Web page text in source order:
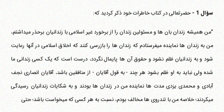
سؤال 1 - حضرتعالی در کتاب خاطرات خود ذکر کردید که:
"من همیشه زندان بان ها و مسئولین زندان را از برخورد غیر اسلامی با زندانیان برحذر می‎داشتم،
من به زندان ها نماینده می‎فرستادم که زندان ها را بازرسی کنند که اخلاق اسلامی در آنها رعایت
شود و به زندانیان ظلم نشود و حقوق آن ها پایمال نگردد، درست است که یک کسی زندانی ما
شده ولی نباید به او ظلم بشود هر چند - به قول آقایان - از منافقین باشد، آقایان انصاری نجف
آبادی و محمدی یزدی مدت ها نماینده من در زندان ها بودند و به شکایات زندانیان رسیدگی
می‎کردند؛ خلاصه من با تندروی ها مخالف بودم، نسبت به هر کسی که می‎خواست باشد؛ حتی